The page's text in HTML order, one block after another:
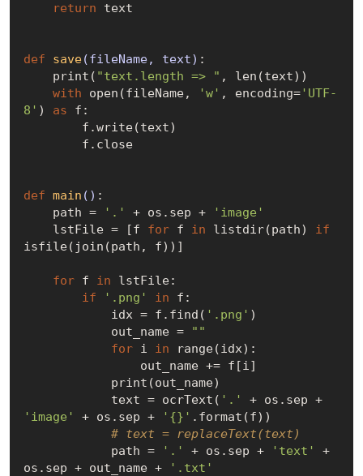
return text
def save(fileName, text) :
    print(
"text.length => " , len(text))
with open(fileName, 'w' , encoding='UTF-
8' ) as f:
def main () :
    path =
'.' + os.sep +
'image'
    lstFile = [f
for f in listdir(path) if
isfile(join(path, f))]
for f in lstFile:
if
'.png' in f:
            idx = f.find(
'.png' )
            out_name =
""
for i in range(idx):
            text = ocrText(
'.'
+ os.sep +
'image'
+ os.sep + '{}' .format(f))
# text = replaceText(text)
            path =
'.' + os.sep + 'text'
+
os.sep + out_name +
'.txt'